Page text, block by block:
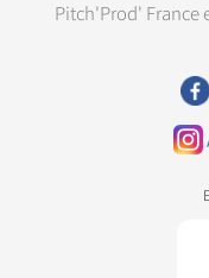
Pitch'Prod' France